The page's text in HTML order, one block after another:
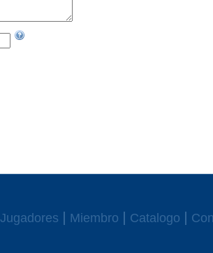
Jugadores Miembro Catalogo